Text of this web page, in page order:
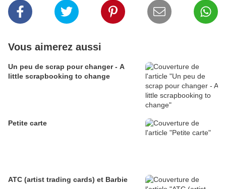
Vous aimerez aussi
Un peu de scrap pour changer - A
little scrapbooking to change
Petite carte
ATC (artist trading cards) et Barbie